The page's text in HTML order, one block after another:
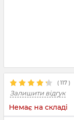
( 117 )
Залишити відгук
Немає на складі